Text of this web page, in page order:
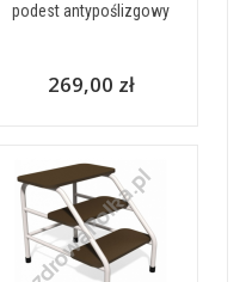
podest antypoślizgowy
269,00 zł